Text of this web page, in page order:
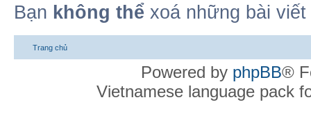
Bạn không thể xoá những bài
Trang chủ
Powered by phpBB®
Vietnamese language pack